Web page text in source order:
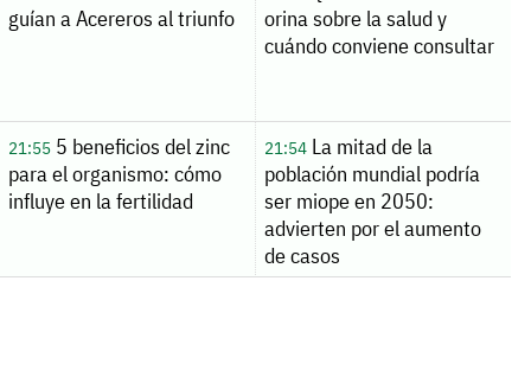
guían a Acereros al triunfo
orina sobre la salud y
cuándo conviene consultar
21:555 beneficios del zinc
para el organismo: cómo
influye en la fertilidad
21:54La mitad de la
población mundial podría
ser miope en 2050:
advierten por el aumento
de casos